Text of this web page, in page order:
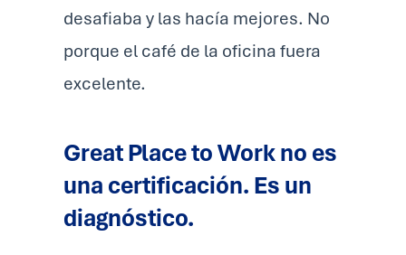
desafiaba y las hacía mejores. No
porque el café de la oficina fuera
excelente.
Great Place to Work no es
una certificación. Es un
diagnóstico.